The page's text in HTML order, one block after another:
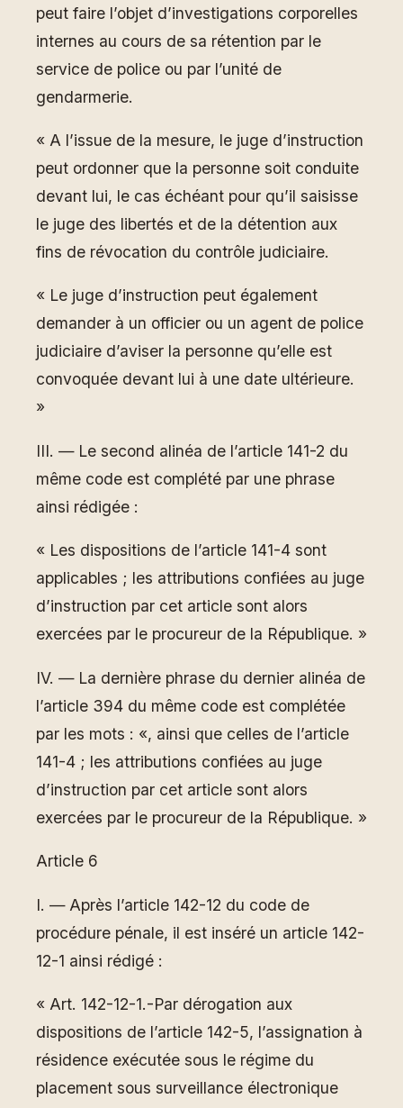
peut faire l’objet d’investigations corporelles
internes au cours de sa rétention par le
service de police ou par l’unité de
gendarmerie.
« A l’issue de la mesure, le juge d’instruction
peut ordonner que la personne soit conduite
devant lui, le cas échéant pour qu’il saisisse
le juge des libertés et de la détention aux
fins de révocation du contrôle judiciaire.
« Le juge d’instruction peut également
demander à un officier ou un agent de police
judiciaire d’aviser la personne qu’elle est
convoquée devant lui à une date ultérieure.
»
III. ― Le second alinéa de l’article 141-2 du
même code est complété par une phrase
ainsi rédigée :
« Les dispositions de l’article 141-4 sont
applicables ; les attributions confiées au juge
d’instruction par cet article sont alors
exercées par le procureur de la République. »
IV. ― La dernière phrase du dernier alinéa de
l’article 394 du même code est complétée
par les mots : «, ainsi que celles de l’article
141-4 ; les attributions confiées au juge
d’instruction par cet article sont alors
exercées par le procureur de la République. »
Article 6
I. ― Après l’article 142-12 du code de
procédure pénale, il est inséré un article 142-
12-1 ainsi rédigé :
« Art. 142-12-1.-Par dérogation aux
dispositions de l’article 142-5, l’assignation à
résidence exécutée sous le régime du
placement sous surveillance électronique